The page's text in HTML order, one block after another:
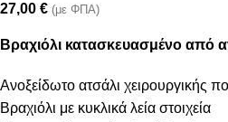
27,00 € (με ΦΠΑ)
Βραχιόλι κατασκευασμένο από
Ανοξείδωτο ατσάλι χειρουργικής
Βραχιόλι με κυκλικά λεία στοιχεία